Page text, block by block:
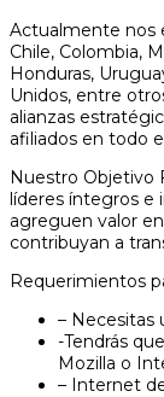
Actualmente nos
Chile, Colombia,
Honduras,
Unidos, entre
alianzas
afiliados en todo
Nuestro Objetivo
líderes íntegros e
agreguen valor
contribuyan a
Requerimientos
– Necesitas
-Tendrás
Mozilla o
– Internet